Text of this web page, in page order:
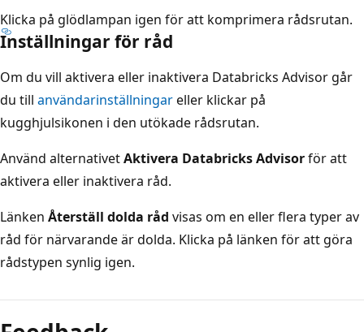
Klicka på glödlampan igen för att komprimera rådsrutan.
Inställningar för råd
Om du vill aktivera eller inaktivera Databricks Advisor går
du till användarinställningareller klickar på
kugghjulsikonen i den utökade rådsrutan.
Använd alternativetAktivera Databricks Advisorför att
aktivera eller inaktivera råd.
Länken Återställ dolda råd visas om en eller flera typer av
råd för närvarande är dolda. Klicka på länken för att göra
rådstypen synlig igen.